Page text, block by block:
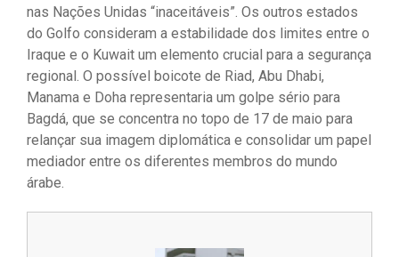
nas Nações Unidas “inaceitáveis”. Os outros estados
do Golfo consideram a estabilidade dos limites entre o
Iraque e o Kuwait um elemento crucial para a segurança
regional. O possível boicote de Riad, Abu Dhabi,
Manama e Doha representaria um golpe sério para
Bagdá, que se concentra no topo de 17 de maio para
relançar sua imagem diplomática e consolidar um papel
mediador entre os diferentes membros do mundo
árabe.